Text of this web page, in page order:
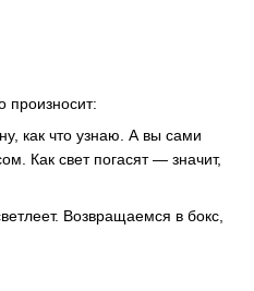
произносит:
как что узнаю. А вы сами
Как свет погасят — значит,
Возвращаемся в бокс,